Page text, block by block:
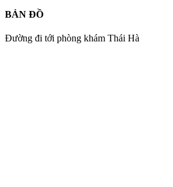
BẢN ĐỒ
Đường đi tới phòng khám Thái Hà